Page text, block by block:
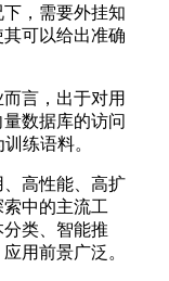
，需要外挂知
可以给出准确
言，出于对用
数据库的访问
练语料。
高性能、高扩
中的主流工
类、智能推
用前景广泛。